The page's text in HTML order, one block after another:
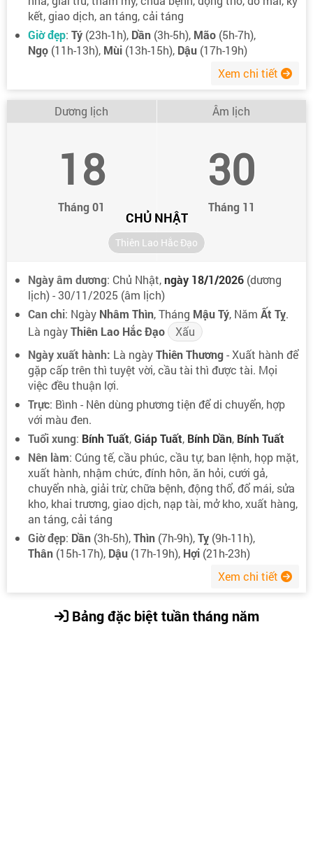
kết, giao dịch, an táng, cải táng
Giờ đẹp: Tý (23h-1h), Dần (3h-5h), Mão (5h-7h),
Ngọ (11h-13h), Mùi (13h-15h), Dậu (17h-19h)
Xem chi tiết
Dương lịch
18
Tháng 01
Âm lịch
30
Tháng 11
CHỦ NHẬT
Thiên Lao Hắc Đạo
Ngày âm dương: Chủ Nhật,ngày 18/1/2026 (dương
lịch) - 30/11/2025 (âm lịch)
Can chi: Ngày Nhâm Thìn, Tháng Mậu Tý, Năm Ất Tỵ.
Là ngàyThiên Lao Hắc Đạo
Xấu
Ngày xuất hành: Là ngàyThiên Thương- Xuất hành để
gặp cấp trên thì tuyệt vời, cầu tài thì được tài. Mọi
việc đều thuận lợi.
Trực: Bình - Nên dùng phương tiện để di chuyển, hợp
với màu đen.
Tuổi xung: Bính Tuất,Giáp Tuất, Bính Dần, Bính Tuất
Nên làm: Cúng tế, cầu phúc, cầu tự, ban lệnh, họp mặt,
xuất hành, nhậm chức, đính hôn, ăn hỏi, cưới gả,
chuyển nhà, giải trừ, chữa bệnh, động thổ, đổ mái, sửa
kho, khai trương, giao dịch, nạp tài, mở kho, xuất hàng,
an táng, cải táng
Giờ đẹp: Dần (3h-5h),Thìn (7h-9h),Tỵ (9h-11h),
Thân (15h-17h), Dậu (17h-19h), Hợi (21h-23h)
Xem chi tiết
Bảng đặc biệt tuần tháng năm